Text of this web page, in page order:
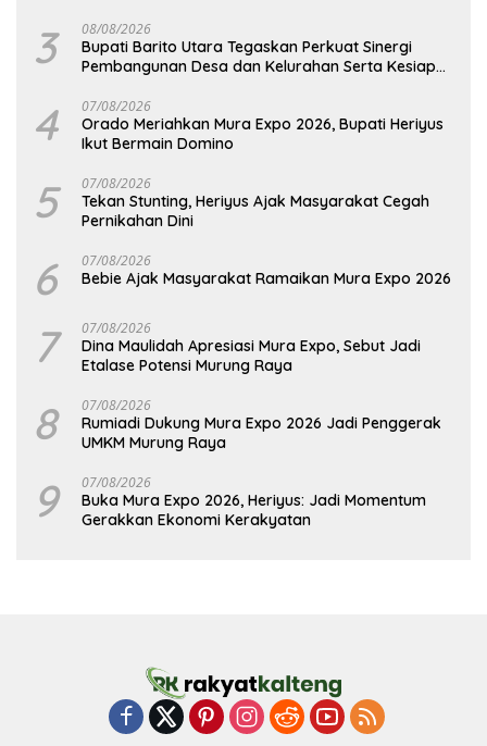
3 08/08/2026
Bupati Barito Utara Tegaskan Perkuat Sinergi
Pembangunan Desa dan Kelurahan Serta Kesiapan
4 07/08/2026
Orado Meriahkan Mura Expo 2026, Bupati Heriyus
Ikut Bermain Domino
5 07/08/2026
Tekan Stunting, Heriyus Ajak Masyarakat Cegah
Pernikahan Dini
6 07/08/2026
Bebie Ajak Masyarakat Ramaikan Mura Expo 2026
7 07/08/2026
Dina Maulidah Apresiasi Mura Expo, Sebut Jadi
Etalase Potensi Murung Raya
8 07/08/2026
Rumiadi Dukung Mura Expo 2026 Jadi Penggerak
UMKM Murung Raya
9 07/08/2026
Buka Mura Expo 2026, Heriyus: Jadi Momentum
Gerakkan Ekonomi Kerakyatan